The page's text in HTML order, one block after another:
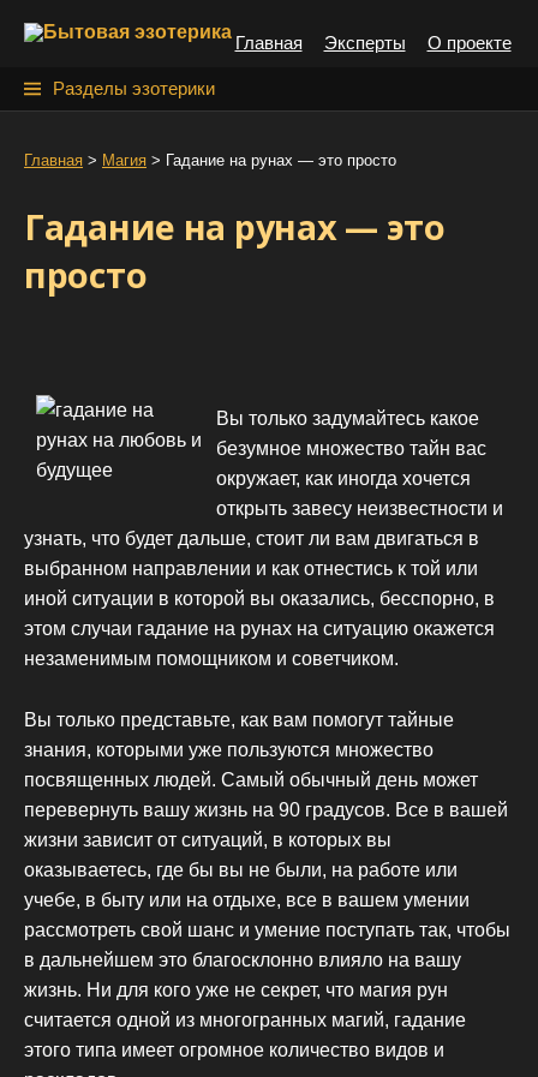
Главная Эксперты О проекте
Разделы эзотерики
Главная > Магия > Гадание на рунах — это просто
Гадание на рунах — это
просто
Вы только задумайтесь какое
безумное множество тайн вас
окружает, как иногда хочется
открыть завесу неизвестности и
узнать, что будет дальше, стоит ли вам двигаться в
выбранном направлении и как отнестись к той или
иной ситуации в которой вы оказались, бесспорно, в
этом случаи гадание на рунах на ситуацию окажется
незаменимым помощником и советчиком.
Вы только представьте, как вам помогут тайные
знания, которыми уже пользуются множество
посвященных людей. Самый обычный день может
перевернуть вашу жизнь на 90 градусов. Все в вашей
жизни зависит от ситуаций, в которых вы
оказываетесь, где бы вы не были, на работе или
учебе, в быту или на отдыхе, все в вашем умении
рассмотреть свой шанс и умение поступать так, чтобы
в дальнейшем это благосклонно влияло на вашу
жизнь. Ни для кого уже не секрет, что магия рун
считается одной из многогранных магий, гадание
этого типа имеет огромное количество видов и